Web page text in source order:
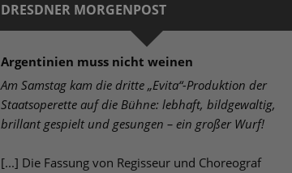
DRESDNER MORGENPOST
Argentinien muss nicht weinen
Am Samstag kam die dritte „Evita“-Produktion der
Staatsoperette auf die Bühne: lebhaft, bildgewaltig,
brillant gespielt und gesungen – ein großer Wurf!
[...] Die Fassung von Regisseur und Choreograf